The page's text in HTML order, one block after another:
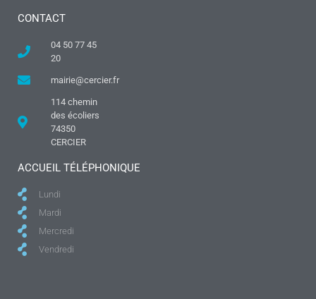
CONTACT
04 50 77 45
20
mairie@cercier.fr
114 chemin
des écoliers
74350
CERCIER
ACCUEIL TÉLÉPHONIQUE
Lundi
Mardi
Mercredi
Vendredi